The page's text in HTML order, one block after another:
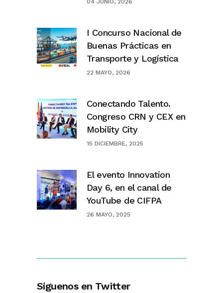
04 JUNIO, 2026
I Concurso Nacional de
Buenas Prácticas en
Transporte y Logística
22 MAYO, 2026
Conectando Talento.
Congreso CRN y CEX en
Mobility City
15 DICIEMBRE, 2025
El evento Innovation
Day 6, en el canal de
YouTube de CIFPA
26 MAYO, 2025
Síguenos en Twitter